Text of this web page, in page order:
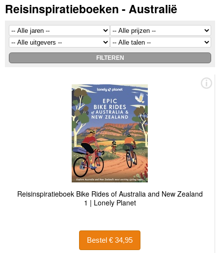
Reisinspiratieboeken - Australië
Reisinspiratieboek Bike Rides of Australia and New Zealand
1 | Lonely Planet
Bestel € 34,95